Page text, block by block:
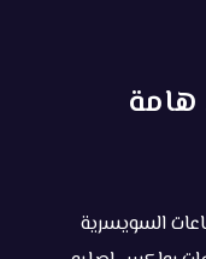
هامة
السويسرية